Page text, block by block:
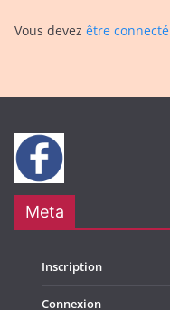
Vous devez être connecté
Meta
Inscription
Connexion